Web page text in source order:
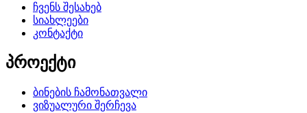
ჩვენს შესახებ
სიახლეები
კონტაქტი
პროექტი
ბინების ჩამონათვალი
ვიზუალური შერჩევა